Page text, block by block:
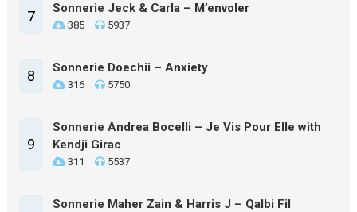
7 Sonnerie Jeck & Carla – M’envoler
385 5937
8 Sonnerie Doechii – Anxiety
316 5750
9
Sonnerie Andrea Bocelli – Je Vis Pour Elle with
Kendji Girac
311 5537
Sonnerie Maher Zain & Harris J – Qalbi Fil